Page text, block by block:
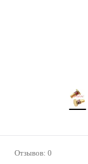
Отзывов: 0